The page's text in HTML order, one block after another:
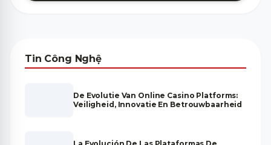
đáng kể hành lý cáp sạc mỗi ngày.
Liên hệ Zalo để được Minh Phát Mobile tư vấn chọn màu sắc
iPhone đang diễn ra.
Tin Công Nghệ
De Evolutie Van Online Casino Platforms:
Veiligheid, Innovatie En Betrouwbaarheid